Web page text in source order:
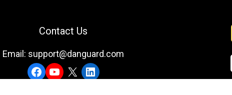
Contact Us
Email: support@danguard.com
Facebook
YouTubeLinkedIn